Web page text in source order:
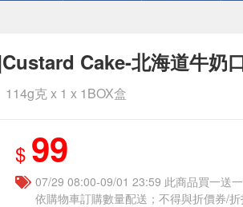
Cake-北海道牛奶
克 x 1 x 1BOX盒
$ 99
07/29 08:00-09/01 23:59 此商品買一送
依購物車訂購數量配送；不得與折價券/